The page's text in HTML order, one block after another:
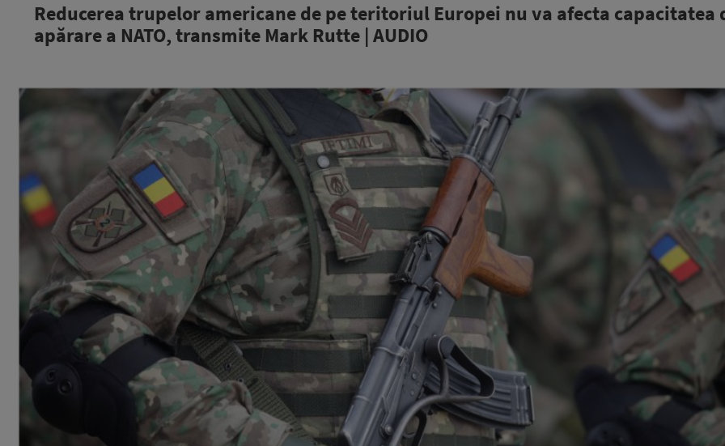
Reducerea trupelor americane de pe teritoriul Europei nu va afecta capacitatea
apărare a NATO, transmite Mark Rutte | AUDIO